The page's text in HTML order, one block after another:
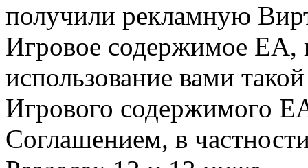
получили рекламную
Игровое содержимое EA,
использование вами
Игрового содержимого
Соглашением, в